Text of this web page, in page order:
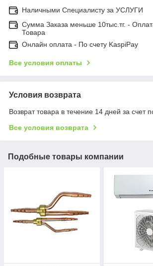
Наличными Специалисту за УСЛУГИ
Сумма Заказа меньше 10тыс.тг. -
Товара
Онлайн оплата - По счету KaspiPay
Все условия оплаты
Условия возврата
Возврат товара в течение 14 дней за счет
Все условия возврата
Подобные товары компании